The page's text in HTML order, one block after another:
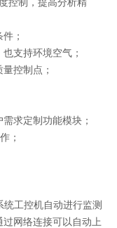
控制，提高分析精
；
支持环境空气；
控制点；
求定制功能模块；
；
统工控机自动进行监测
网络连接可以自动上